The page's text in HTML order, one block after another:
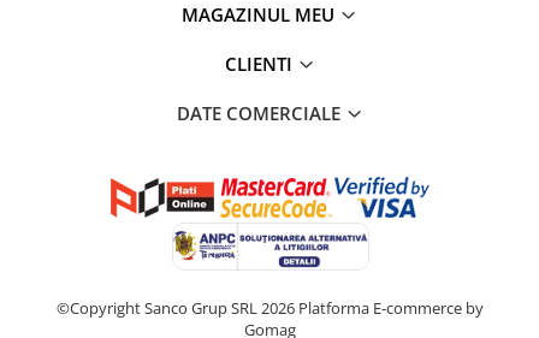
MAGAZINUL MEU
CLIENTI
DATE COMERCIALE
©Copyright Sanco Grup SRL 2026 Platforma E-commerce by
Gomag